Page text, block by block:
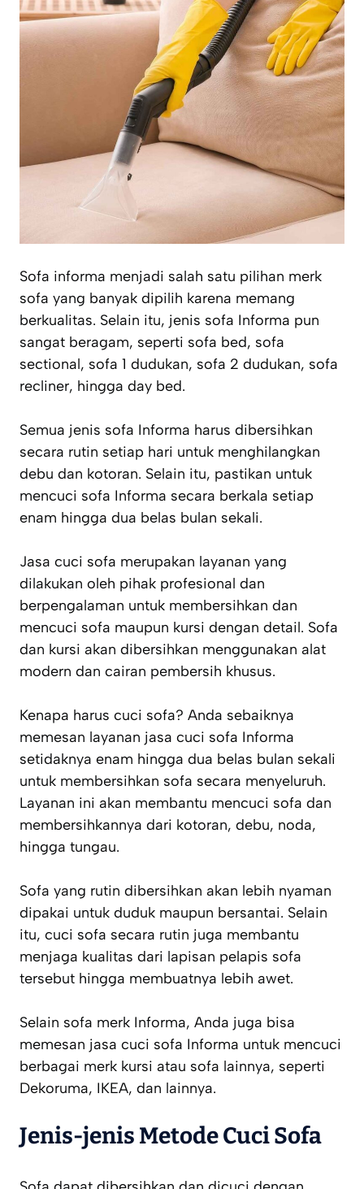
Sofa informa menjadi salah satu pilihan merk
sofa yang banyak dipilih karena memang
berkualitas. Selain itu, jenis sofa Informa pun
sangat beragam, seperti sofa bed, sofa
sectional, sofa 1 dudukan, sofa 2 dudukan, sofa
recliner, hingga day bed.
Semua jenis sofa Informa harus dibersihkan
secara rutin setiap hari untuk menghilangkan
debu dan kotoran. Selain itu, pastikan untuk
mencuci sofa Informa secara berkala setiap
enam hingga dua belas bulan sekali.
Jasa cuci sofa merupakan layanan yang
dilakukan oleh pihak profesional dan
berpengalaman untuk membersihkan dan
mencuci sofa maupun kursi dengan detail. Sofa
dan kursi akan dibersihkan menggunakan alat
modern dan cairan pembersih khusus.
Kenapa harus cuci sofa? Anda sebaiknya
memesan layanan jasa cuci sofa Informa
setidaknya enam hingga dua belas bulan sekali
untuk membersihkan sofa secara menyeluruh.
Layanan ini akan membantu mencuci sofa dan
membersihkannya dari kotoran, debu, noda,
hingga tungau.
Sofa yang rutin dibersihkan akan lebih nyaman
dipakai untuk duduk maupun bersantai. Selain
itu, cuci sofa secara rutin juga membantu
menjaga kualitas dari lapisan pelapis sofa
tersebut hingga membuatnya lebih awet.
Selain sofa merk Informa, Anda juga bisa
memesan jasa cuci sofa Informa untuk mencuci
berbagai merk kursi atau sofa lainnya, seperti
Dekoruma, IKEA, dan lainnya.
Jenis-jenis Metode Cuci Sofa